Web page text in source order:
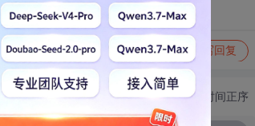
举报 写回复
切换为时间正序